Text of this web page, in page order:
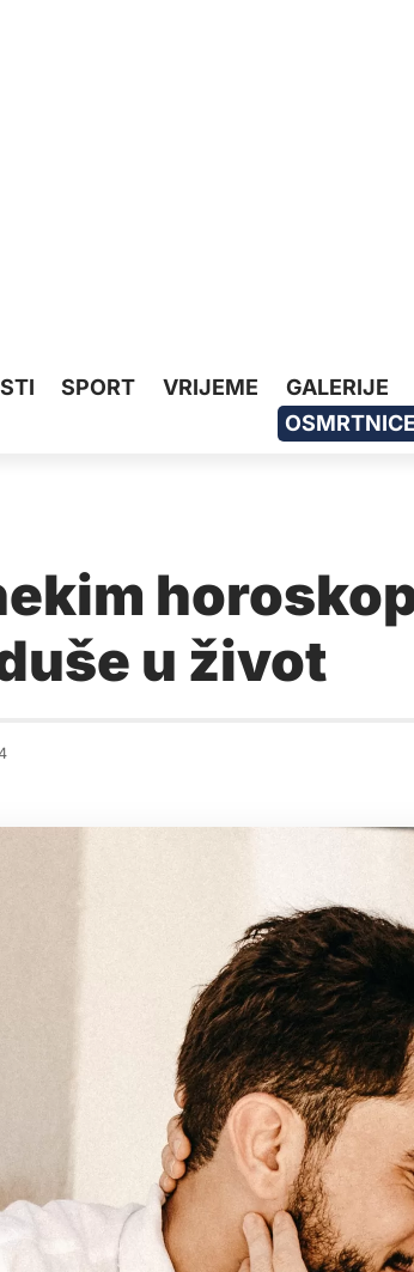
SPORT VRIJEME GALERIJE
OSMRTNICE
u život